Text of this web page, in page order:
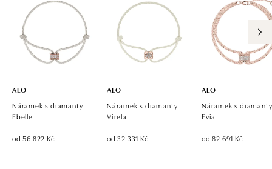
ALO
Náramek s diamanty
Ebelle
od 56 822 Kč
ALO
Náramek s diamanty
Virela
od 32 331 Kč
ALO
Náramek s diamanty
Evia
od 82 691 Kč